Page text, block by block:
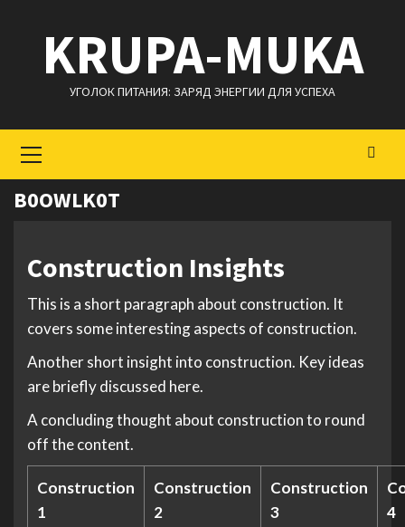
содержимому
KRUPA-MUKA
УГОЛОК ПИТАНИЯ: ЗАРЯД ЭНЕРГИИ ДЛЯ УСПЕХА
меню
B0OWLK0T
Construction Insights
This is a short paragraph about construction. It
covers some interesting aspects of construction.
Another short insight into construction. Key ideas
are briefly discussed here.
A concluding thought about construction to round
off the content.
Construction
1
Construction
2
Construction
3
4